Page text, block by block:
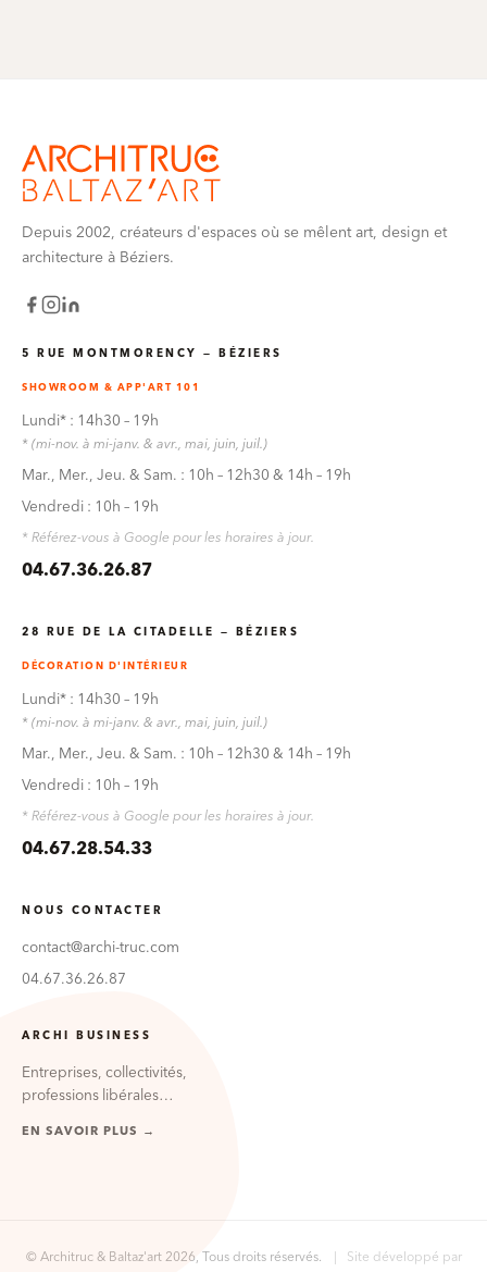
Depuis 2002, créateurs d'espaces où se mêlent art, design et
architecture à Béziers.
5 RUE MONTMORENCY — BÉZIERS
SHOWROOM & APP'ART 101
Lundi* : 14h30 – 19h
* (mi-nov. à mi-janv. & avr., mai, juin, juil.)
Mar., Mer., Jeu. & Sam. : 10h – 12h30 & 14h – 19h
Vendredi : 10h – 19h
* Référez-vous à Google pour les horaires à jour.
04.67.36.26.87
28 RUE DE LA CITADELLE — BÉZIERS
DÉCORATION D'INTÉRIEUR
Lundi* : 14h30 – 19h
* (mi-nov. à mi-janv. & avr., mai, juin, juil.)
Mar., Mer., Jeu. & Sam. : 10h – 12h30 & 14h – 19h
Vendredi : 10h – 19h
* Référez-vous à Google pour les horaires à jour.
04.67.28.54.33
NOUS CONTACTER
contact@archi-truc.com
04.67.36.26.87
ARCHI BUSINESS
Entreprises, collectivités,
professions libérales…
EN SAVOIR PLUS →
© Architruc & Baltaz'art 2026, Tous droits réservés.
| Site développé par